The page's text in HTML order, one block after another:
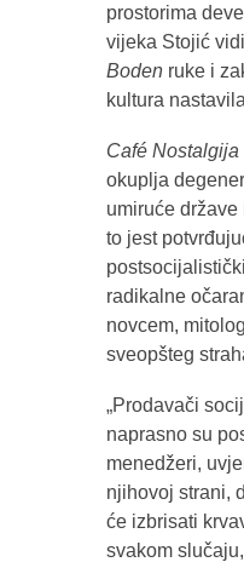
prostorima
vijeka Stojić
Boden ruke i
kultura
Café Nostalgija
okuplja
umiruće
to jest
radikalne
novcem,
sveopšteg
„Prodavači
naprasno su
menedžeri,
njihovoj strani,
će izbrisati
svakom